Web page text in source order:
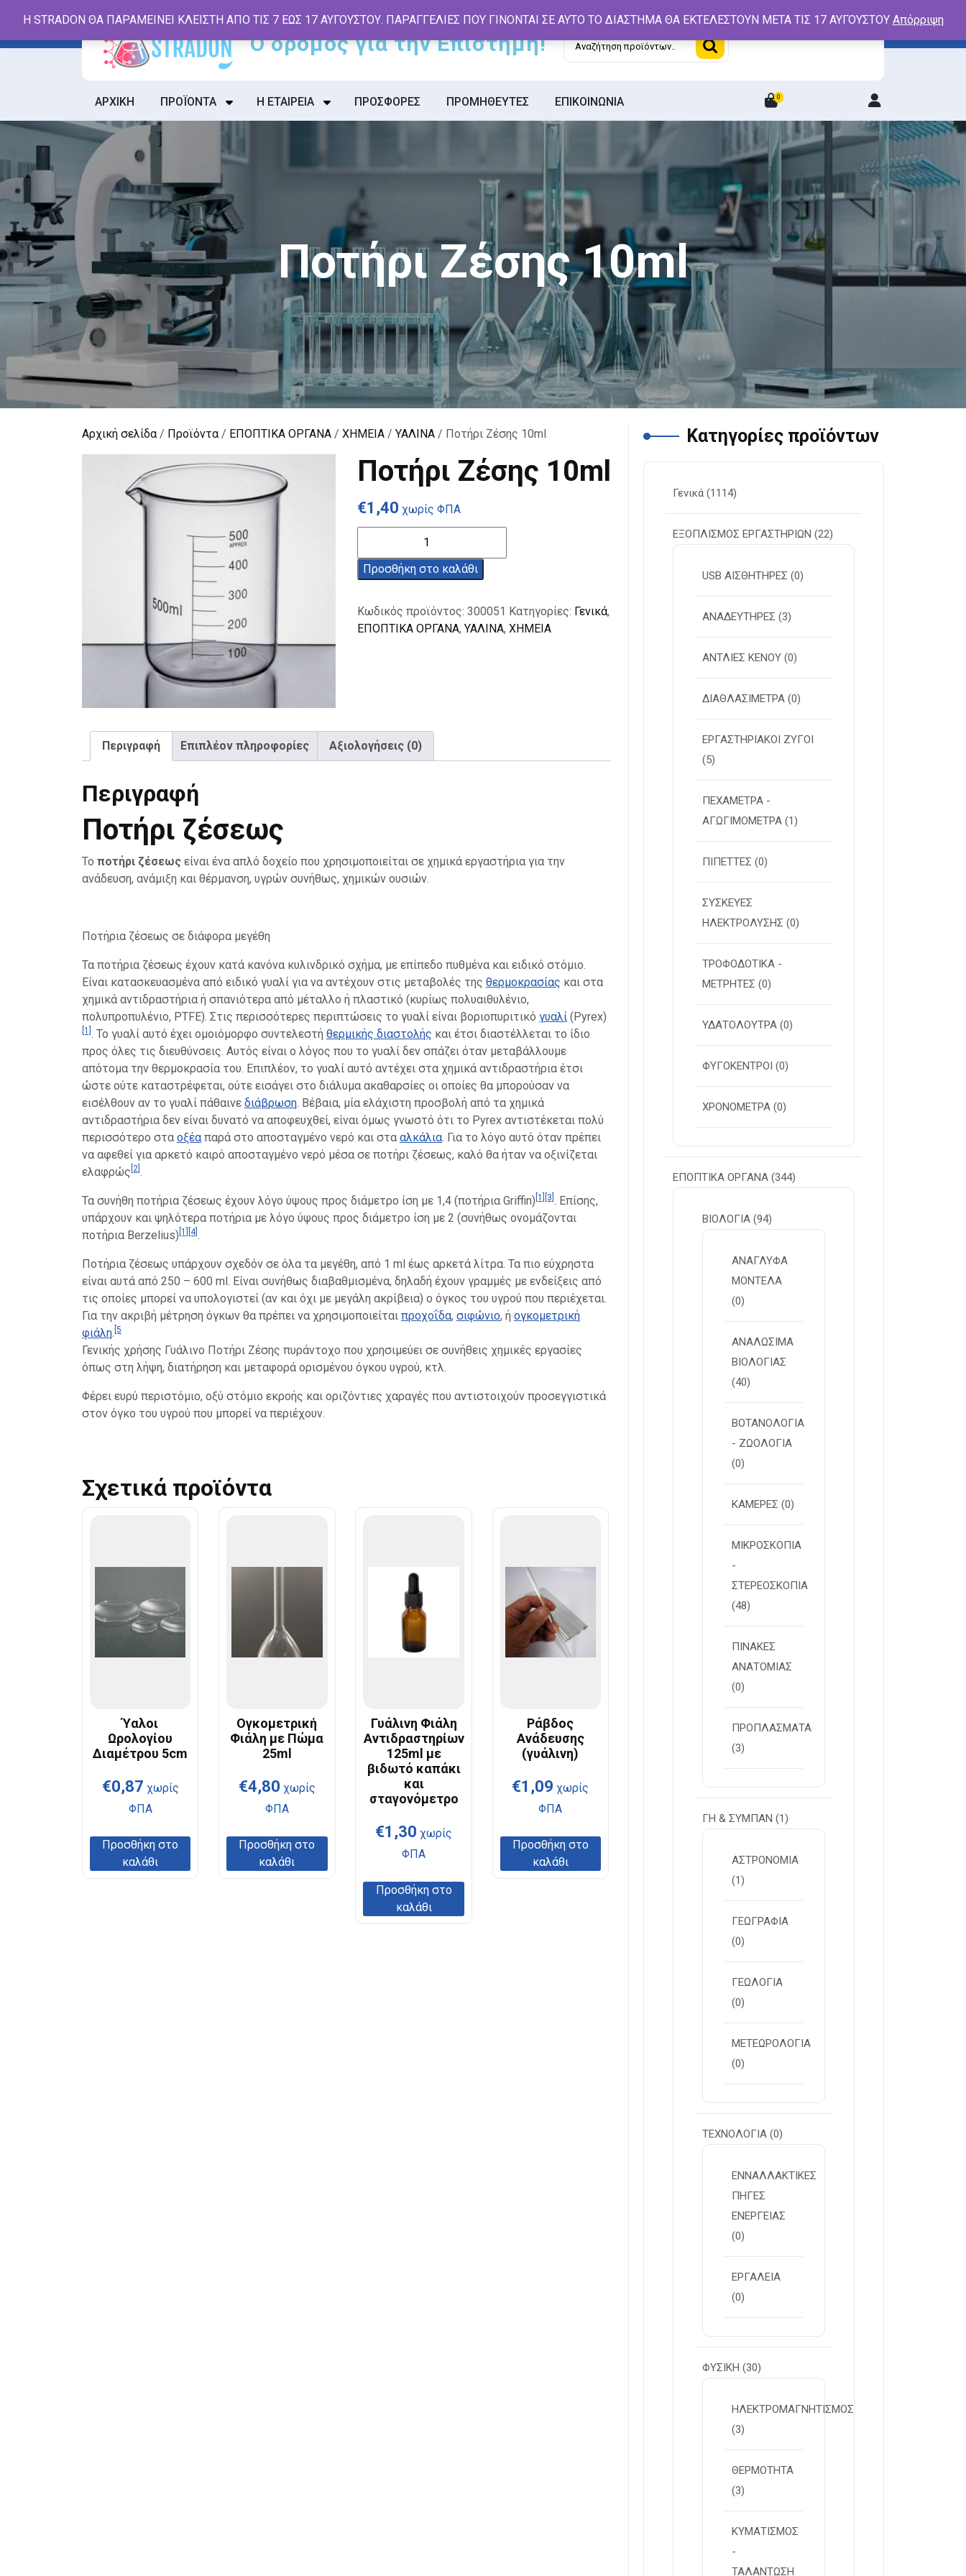
content
Αναζήτηση
ΑΡΧΙΚΗ ΠΡΟΪΟΝΤΑ Η ΕΤΑΙΡΕΙΑ ΠΡΟΣΦΟΡΕΣ ΠΡΟΜΗΘΕΥΤΕΣ ΕΠΙΚΟΙΝΩΝΙΑ 0
/
Register
Ποτήρι Ζέσης 10ml
Αρχική σελίδα/ Προϊόντα/ ΕΠΟΠΤΙΚΑ ΟΡΓΑΝΑ / ΧΗΜΕΙΑ / ΥΑΛΙΝΑ / Ποτήρι Ζέσης 10ml
Ποτήρι Ζέσης 10ml
€1,40 χωρίς ΦΠΑ
10ml
Προσθήκη στο καλάθι
Κωδικός προϊόντος: 300051 Κατηγορίες: Γενικά,
ΕΠΟΠΤΙΚΑ ΟΡΓΑΝΑ, ΥΑΛΙΝΑ, ΧΗΜΕΙΑ
Περιγραφή Επιπλέον πληροφορίες Αξιολογήσεις (0)
Περιγραφή
Ποτήρι ζέσεως
Το ποτήρι ζέσεως είναι ένα απλό δοχείο που χρησιμοποιείται σε χημικά εργαστήρια για την
ανάδευση, ανάμιξη και θέρμανση, υγρών συνήθως, χημικών ουσιών.
Ποτήρια ζέσεως σε διάφορα μεγέθη
Τα ποτήρια ζέσεως έχουν κατά κανόνα κυλινδρικό σχήμα, με επίπεδο πυθμένα και ειδικό στόμιο.
Είναι κατασκευασμένα από ειδικό γυαλί για να αντέχουν στις μεταβολές της θερμοκρασίας και στα
χημικά αντιδραστήρια ή σπανιότερα από μέταλλο ή πλαστικό (κυρίως πολυαιθυλένιο,
πολυπροπυλένιο, PTFE). Στις περισσότερες περιπτώσεις το γυαλί είναι βοριοπυριτικό γυαλί (Pyrex)
[1] . Το γυαλί αυτό έχει ομοιόμορφο συντελεστή θερμικής διαστολής και έτσι διαστέλλεται το ίδιο
προς όλες τις διευθύνσεις. Αυτός είναι ο λόγος που το γυαλί δεν σπάζει όταν μεταβάλλουμε
απότομα την θερμοκρασία του. Επιπλέον, το γυαλί αυτό αντέχει στα χημικά αντιδραστήρια έτσι
ώστε ούτε καταστρέφεται, ούτε εισάγει στο διάλυμα ακαθαρσίες οι οποίες θα μπορούσαν να
εισέλθουν αν το γυαλί πάθαινε διάβρωση. Βέβαια, μία ελάχιστη προσβολή από τα χημικά
αντιδραστήρια δεν είναι δυνατό να αποφευχθεί, είναι όμως γνωστό ότι το Pyrex αντιστέκεται πολύ
περισσότερο στα οξέα παρά στο αποσταγμένο νερό και στα αλκάλια. Για το λόγο αυτό όταν πρέπει
να αφεθεί για αρκετό καιρό αποσταγμένο νερό μέσα σε ποτήρι ζέσεως, καλό θα ήταν να οξινίζεται
ελαφρώς [2] .
Τα συνήθη ποτήρια ζέσεως έχουν λόγο ύψους προς διάμετρο ίση με 1,4 (ποτήρια Griffin) [1] [3] . Επίσης,
υπάρχουν και ψηλότερα ποτήρια με λόγο ύψους προς διάμετρο ίση με 2 (συνήθως ονομάζονται
ποτήρια Berzelius) [1] [4].
Ποτήρια ζέσεως υπάρχουν σχεδόν σε όλα τα μεγέθη, από 1 ml έως αρκετά λίτρα. Τα πιο εύχρηστα
είναι αυτά από 250 – 600 ml. Είναι συνήθως διαβαθμισμένα, δηλαδή έχουν γραμμές με ενδείξεις από
τις οποίες μπορεί να υπολογιστεί (αν και όχι με μεγάλη ακρίβεια) ο όγκος του υγρού που περιέχεται.
Για την ακριβή μέτρηση όγκων θα πρέπει να χρησιμοποιείται προχοΐδα, σιφώνιο, ή ογκομετρική
φιάλη. [5
Γενικής χρήσης Γυάλινο Ποτήρι Ζέσης πυράντοχο που χρησιμεύει σε συνήθεις χημικές εργασίες
όπως στη λήψη, διατήρηση και μεταφορά ορισμένου όγκου υγρού, κτλ.
Φέρει ευρύ περιστόμιο, οξύ στόμιο εκροής και οριζόντιες χαραγές που αντιστοιχούν προσεγγιστικά
στον όγκο του υγρού που μπορεί να περιέχουν.
Σχετικά προϊόντα
Ύαλοι
Ωρολογίου
Διαμέτρου 5cm
€0,87 χωρίς
ΦΠΑ
Προσθήκη στο
καλάθι
Ογκομετρική
Φιάλη με Πώμα
25ml
€4,80 χωρίς
ΦΠΑ
Προσθήκη στο
καλάθι
Γυάλινη Φιάλη
Αντιδραστηρίων
125ml με
βιδωτό καπάκι
και
σταγονόμετρο
€1,30 χωρίς
ΦΠΑ
Προσθήκη στο
καλάθι
Ράβδος
Ανάδευσης
(γυάλινη)
€1,09 χωρίς
ΦΠΑ
Προσθήκη στο
καλάθι
Κατηγορίες προϊόντων
Γενικά (1114)
ΕΞΟΠΛΙΣΜΟΣ ΕΡΓΑΣΤΗΡΙΩΝ (22)
USB ΑΙΣΘΗΤΗΡΕΣ (0)
ΑΝΑΔΕΥΤΗΡΕΣ (3)
ΑΝΤΛΙΕΣ ΚΕΝΟΥ (0)
ΔΙΑΘΛΑΣΙΜΕΤΡΑ (0)
ΕΡΓΑΣΤΗΡΙΑΚΟΙ ΖΥΓΟΙ
(5)
ΠΕΧΑΜΕΤΡΑ -
ΑΓΩΓΙΜΟΜΕΤΡΑ (1)
ΠΙΠΕΤΤΕΣ (0)
ΣΥΣΚΕΥΕΣ
ΗΛΕΚΤΡΟΛΥΣΗΣ (0)
ΤΡΟΦΟΔΟΤΙΚΑ -
ΜΕΤΡΗΤΕΣ (0)
ΥΔΑΤΟΛΟΥΤΡΑ (0)
ΦΥΓΟΚΕΝΤΡΟΙ (0)
ΧΡΟΝΟΜΕΤΡΑ (0)
ΕΠΟΠΤΙΚΑ ΟΡΓΑΝΑ (344)
ΒΙΟΛΟΓΙΑ (94)
ΑΝΑΓΛΥΦΑ
ΜΟΝΤΕΛΑ
(0)
ΑΝΑΛΩΣΙΜΑ
ΒΙΟΛΟΓΙΑΣ
(40)
ΒΟΤΑΝΟΛΟΓΙΑ
- ΖΩΟΛΟΓΙΑ
(0)
ΚΑΜΕΡΕΣ (0)
ΜΙΚΡΟΣΚΟΠΙΑ
-
ΣΤΕΡΕOΣΚΟΠΙΑ
(48)
ΠΙΝΑΚΕΣ
ΑΝΑΤΟΜΙΑΣ
(0)
ΠΡΟΠΛΑΣΜΑΤΑ
(3)
ΓΗ & ΣΥΜΠΑΝ (1)
ΑΣΤΡΟΝΟΜΙΑ
(1)
ΓΕΩΓΡΑΦΙΑ
(0)
ΓΕΩΛΟΓΙΑ
(0)
ΜΕΤΕΩΡΟΛΟΓΙΑ
(0)
ΤΕΧΝΟΛΟΓΙΑ (0)
ΕΝΝΑΛΛΑΚΤΙΚΕΣ
ΠΗΓΕΣ
ΕΝΕΡΓΕΙΑΣ
(0)
ΕΡΓΑΛΕΙΑ
(0)
ΦΥΣΙΚΗ (30)
ΗΛΕΚΤΡΟΜΑΓΝΗΤΙΣΜΟΣ
(3)
ΘΕΡΜΟΤΗΤΑ
(3)
ΚΥΜΑΤΙΣΜΟΣ
-
ΤΑΛΑΝΤΩΣΗ
Η STRADON ΘΑ ΠΑΡΑΜΕΙΝΕΙ ΚΛΕΙΣΤΗ ΑΠΟ ΤΙΣ 7 ΕΩΣ 17 ΑΥΓΟΥΣΤΟΥ. ΠΑΡΑΓΓΕΛΙΕΣ ΠΟΥ ΓΙΝΟΝΤΑΙ ΣΕ ΑΥΤΟ ΤΟ ΔΙΑΣΤΗΜΑ ΘΑ ΕΚΤΕΛΕΣΤΟΥΝ ΜΕΤΑ ΤΙΣ 17 ΑΥΓΟΥΣΤΟΥ Απόρριψη